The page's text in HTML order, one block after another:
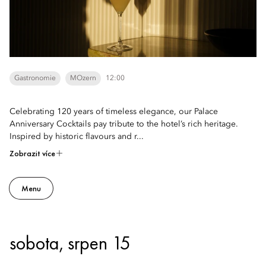
Gastronomie MOzern 12:00
Celebrating 120 years of timeless elegance, our Palace
Anniversary Cocktails pay tribute to the hotel’s rich heritage.
Inspired by historic flavours and r...
Zobrazit více
Menu
sobota, srpen 15